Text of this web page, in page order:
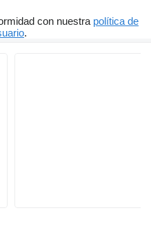
con nuestra política de
.